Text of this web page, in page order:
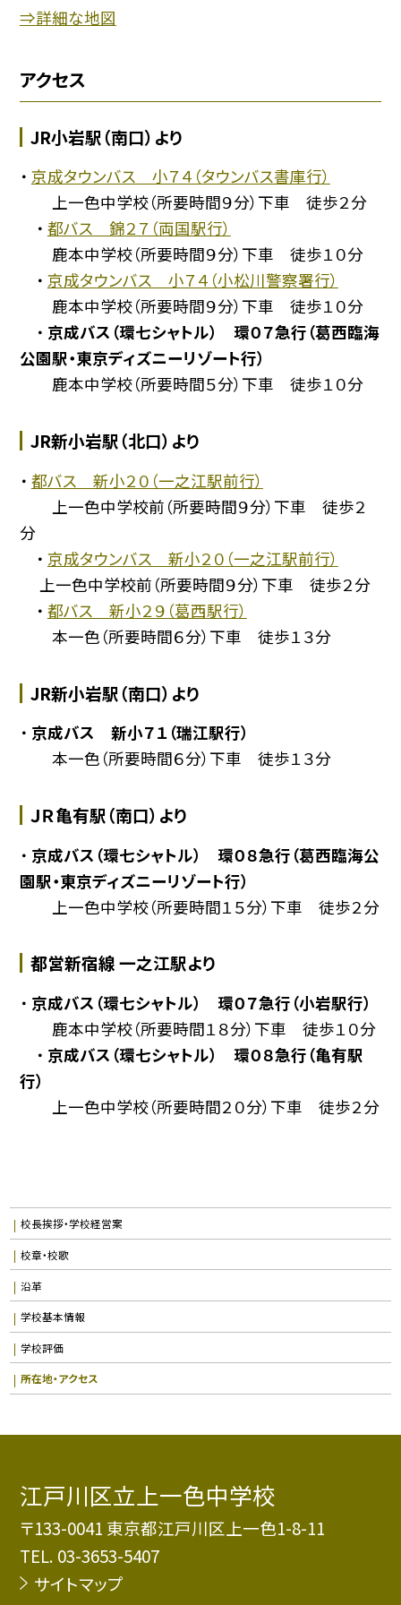
⇒詳細な地図
アクセス
JR小岩駅（南口）より
・ 京成タウンバス 小７４（タウンバス書庫行）
上一色中学校（所要時間９分）下車 徒歩２分
・ 都バス 錦２７（両国駅行）
鹿本中学校（所要時間９分）下車 徒歩１０分
・ 京成タウンバス 小７４（小松川警察署行）
鹿本中学校（所要時間９分）下車 徒歩１０分
・ 京成バス（環七シャトル） 環０７急行（葛西臨海
公園駅・東京ディズニーリゾート行）
鹿本中学校（所要時間５分）下車 徒歩１０分
JR新小岩駅（北口）より
・ 都バス 新小２０（一之江駅前行）
上一色中学校前（所要時間９分）下車 徒歩２
分
・ 京成タウンバス 新小２０（一之江駅前行）
上一色中学校前（所要時間９分）下車 徒歩２分
・ 都バス 新小２９（葛西駅行）
本一色（所要時間６分）下車 徒歩１３分
JR新小岩駅（南口）より
・ 京成バス 新小７１（瑞江駅行）
本一色（所要時間６分）下車 徒歩１３分
ＪＲ亀有駅（南口）より
・ 京成バス（環七シャトル） 環０８急行（葛西臨海公
園駅・東京ディズニーリゾート行）
上一色中学校（所要時間１５分）下車 徒歩２分
都営新宿線 一之江駅より
・ 京成バス（環七シャトル） 環０７急行（小岩駅行）
鹿本中学校（所要時間１８分）下車 徒歩１０分
・ 京成バス（環七シャトル） 環０８急行（亀有駅
行）
上一色中学校（所要時間２０分）下車 徒歩２分
校長挨拶・学校経営案
校章・校歌
沿革
学校基本情報
学校評価
所在地・アクセス
江戸川区立上一色中学校
〒133-0041 東京都江戸川区上一色1-8-11
TEL. 03-3653-5407
サイトマップ